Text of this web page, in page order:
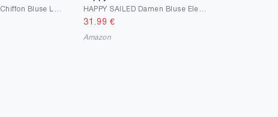
31.99 €
Amazon